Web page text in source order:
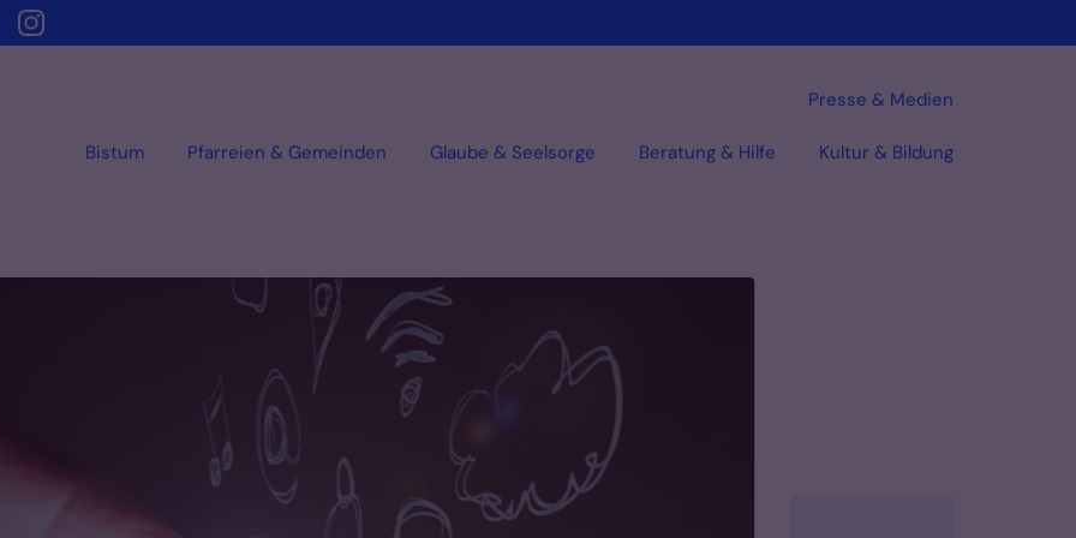
Bistum Pfarreien & Gemeinden Glaube & Seelsorge Beratung & Hilfe Kultur & Bildung
Presse & Medien